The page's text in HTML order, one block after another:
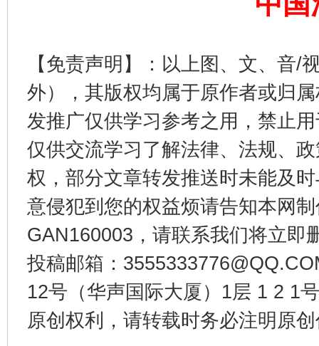
【免责声明】：以上图、文、音/
外），其版权均属于原作者或归
发推广仅供学习参考之用，禁止
仅供交流学习了解法律、法规、
权，部分文章转发推送时未能及
意侵犯到您的权益烦请告知本网
GAN160003，请联系我们将立即
投稿邮箱：
12号（华声国际大厦）1层 1 2 1
原创权利，请转载时务必注明原
公平竞争审查“十大案例”出炉！ 一纸欠
东山县通报“牛蛙产品抗生素超标问题” 法